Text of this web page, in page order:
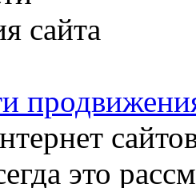
это